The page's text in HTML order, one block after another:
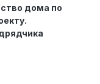
дома по